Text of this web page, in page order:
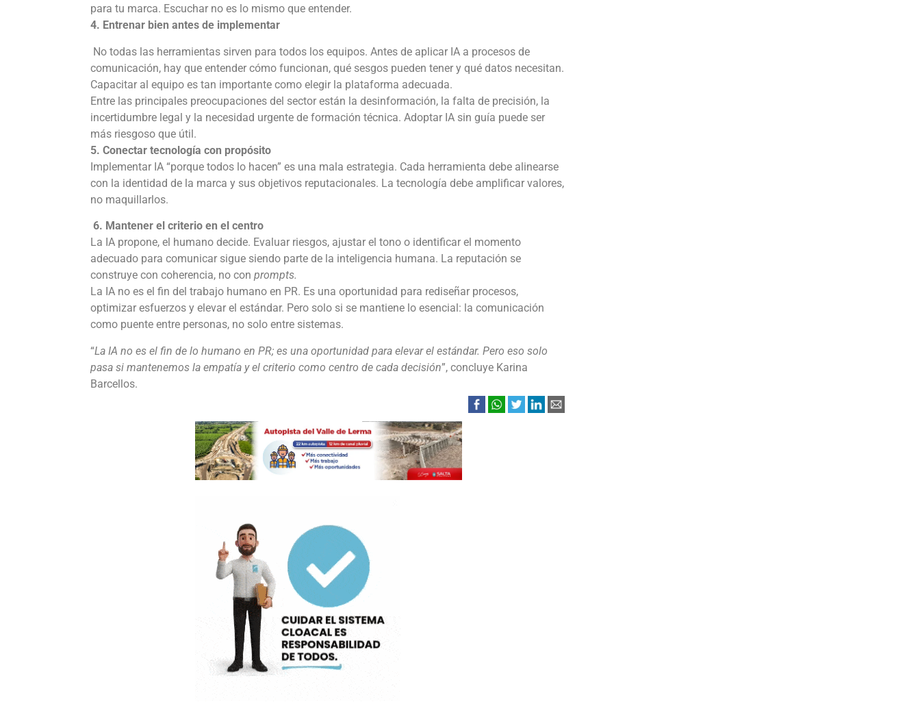
para tu marca. Escuchar no es lo mismo que entender.
4. Entrenar bien antes de implementar
No todas las herramientas sirven para todos los equipos. Antes de aplicar IA a procesos de
comunicación, hay que entender cómo funcionan, qué sesgos pueden tener y qué datos necesitan.
Capacitar al equipo es tan importante como elegir la plataforma adecuada.
Entre las principales preocupaciones del sector están la desinformación, la falta de precisión, la
incertidumbre legal y la necesidad urgente de formación técnica. Adoptar IA sin guía puede ser
más riesgoso que útil.
5. Conectar tecnología con propósito
Implementar IA “porque todos lo hacen” es una mala estrategia. Cada herramienta debe alinearse
con la identidad de la marca y sus objetivos reputacionales. La tecnología debe amplificar valores,
no maquillarlos.
6. Mantener el criterio en el centro
La IA propone, el humano decide. Evaluar riesgos, ajustar el tono o identificar el momento
adecuado para comunicar sigue siendo parte de la inteligencia humana. La reputación se
construye con coherencia, no con prompts.
La IA no es el fin del trabajo humano en PR. Es una oportunidad para rediseñar procesos,
optimizar esfuerzos y elevar el estándar. Pero solo si se mantiene lo esencial: la comunicación
como puente entre personas, no solo entre sistemas.
“La IA no es el fin de lo humano en PR; es una oportunidad para elevar el estándar. Pero eso solo
pasa si mantenemos la empatía y el criterio como centro de cada decisión”, concluye Karina
Barcellos.